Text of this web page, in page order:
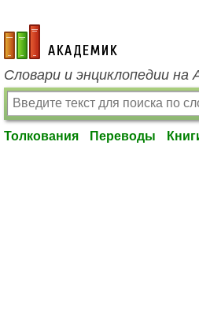
academic.ru
Словари и энциклопедии на
Толкования Переводы